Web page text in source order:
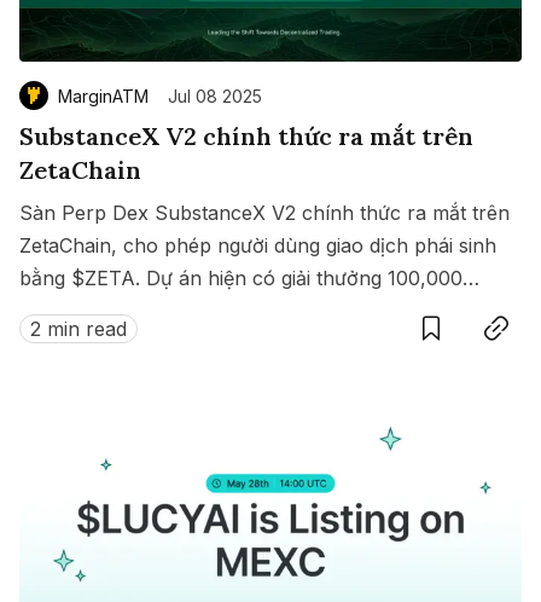
MarginATM Jul 08 2025
SubstanceX V2 chính thức ra mắt trên
ZetaChain
Sàn Perp Dex SubstanceX V2 chính thức ra mắt trên
ZetaChain, cho phép người dùng giao dịch phái sinh
bằng $ZETA. Dự án hiện có giải thưởng 100,000
$ZETA diễn ra từ 8 đến 15/07/2025.
2 min read
SaveCopy link